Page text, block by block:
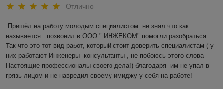
Отлично
Пришёл на работу молодым специалистом. не знал что как
называется . позвонил в ООО " ИНЖЕКОМ" помогли разобраться.
Так что это тот вид работ, который стоит доверить специалистам ( у
них работают Инженеры -консультанты , не побоюсь этого слова
Настоящие профессионалы своего дела!) благодаря  им не упал в
грязь лицом и не навредил своему имиджу у себя на работе!